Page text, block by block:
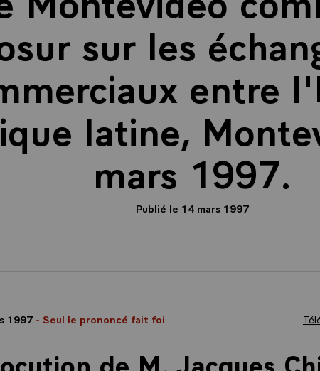
sur les
entre
latine,
mars 1997.
Publié le 14 mars 1997
1997 - Seul le prononcé fait foi
de M. Jacques